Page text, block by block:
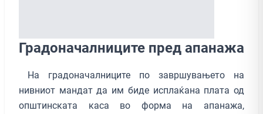
Градоначалниците пред апанажа
На градоначалниците по завршувањето на
нивниот мандат да им биде исплаќана плата од
општинската каса во форма на апанажа,